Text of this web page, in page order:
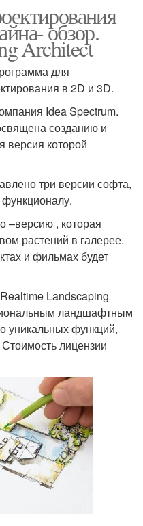
обзор.
Architect
для
в 2D и 3D.
Idea Spectrum.
созданию и
которой
три версии софта,
–версию , которая
растений в галерее.
и фильмах будет
Landscaping
ландшафтным
уникальных функций,
лицензии